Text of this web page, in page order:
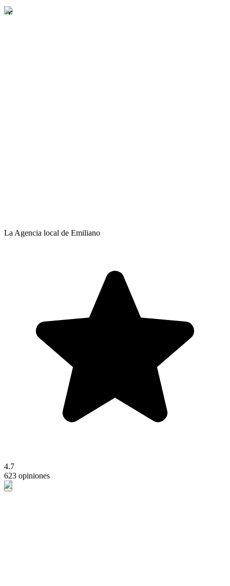
La Agencia local de Emiliano
4.7
623 opiniones